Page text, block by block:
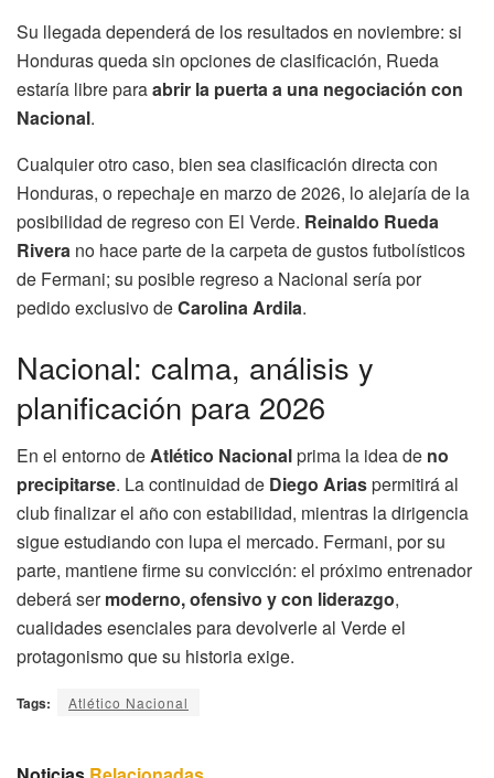
Su llegada dependerá de los resultados en noviembre: si
Honduras queda sin opciones de clasificación, Rueda
estaría libre paraabrir la puerta a una negociación con
Nacional.
Cualquier otro caso, bien sea clasificación directa con
Honduras, o repechaje en marzo de 2026, lo alejaría de la
posibilidad de regreso con El Verde. Reinaldo Rueda
Rivera no hace parte de la carpeta de gustos futbolísticos
de Fermani; su posible regreso a Nacional sería por
pedido exclusivo deCarolina Ardila.
Nacional: calma, análisis y
planificación para 2026
En el entorno deAtlético Nacionalprima la idea de no
precipitarse. La continuidad de Diego Ariaspermitirá al
club finalizar el año con estabilidad, mientras la dirigencia
sigue estudiando con lupa el mercado. Fermani, por su
parte, mantiene firme su convicción: el próximo entrenador
deberá sermoderno, ofensivo y con liderazgo,
cualidades esenciales para devolverle al Verde el
protagonismo que su historia exige.
Tags: Atlético Nacional